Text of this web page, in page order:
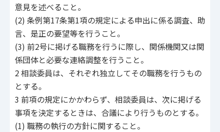
意見を述べること。
(2) 条例第17条第1項の規定による申出に係る調査、助
言、是正の要望等を行うこと。
(3) 前2号に掲げる職務を行うに際し、関係機関又は関
係団体と必要な連絡調整を行うこと。
2 相談委員は、それぞれ独立してその職務を行うもの
とする。
3 前項の規定にかかわらず、相談委員は、次に掲げる
事項を決定するときは、合議により行うものとする。
(1) 職務の執行の方針に関すること。